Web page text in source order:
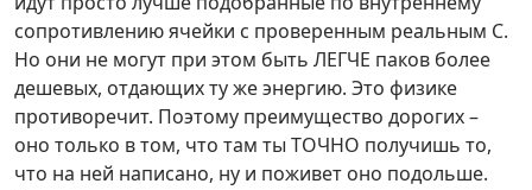
сопротивлению ячейки с проверенным реальным С.
Но они не могут при этом быть ЛЕГЧЕ паков более
дешевых, отдающих ту же энергию. Это физике
противоречит. Поэтому преимущество дорогих –
оно только в том, что там ты ТОЧНО получишь то,
что на ней написано, ну и поживет оно подольше.